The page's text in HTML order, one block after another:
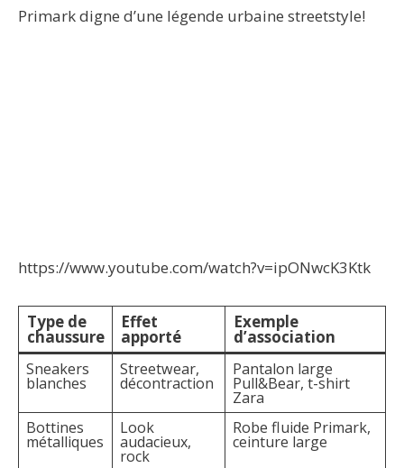
Primark digne d’une légende urbaine streetstyle!
https://www.youtube.com/watch?v=ipONwcK3Ktk
Type de
chaussure
Effet
apporté
Exemple
d’association
Sneakers
blanches
Streetwear,
décontraction
Pantalon large
Pull&Bear, t-shirt
Zara
Bottines
métalliques
Look
audacieux,
rock
Robe fluide Primark,
ceinture large